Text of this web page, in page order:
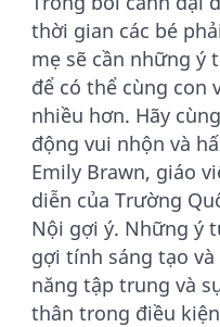
thời gian các bé
mẹ sẽ cần những ý
để có thể cùng con
nhiều hơn. Hãy
động vui nhộn và
Emily Brawn, giáo
diễn của Trường
Nội gợi ý. Những ý
gợi tính sáng tạo
năng tập trung và
thân trong điều